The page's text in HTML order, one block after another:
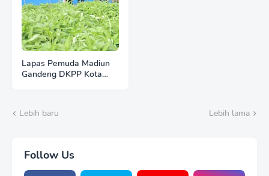
Lapas Pemuda Madiun
Gandeng DKPP Kota
Lebih baru Lebih lama
Follow Us